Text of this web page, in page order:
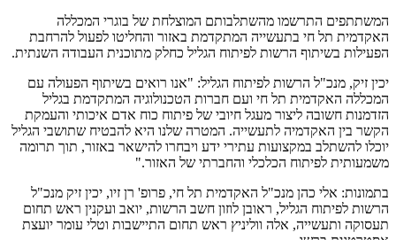
המשתתפים התרשמו מהשתלבותם המוצלחת של בוגרי המכללה
האקדמית תל חי בתעשייה המתקדמת באזור והחליטו לפעול להרחבת
הפעילות בשיתוף הרשות לפיתוח הגליל כחלק מתוכנית העבודה השנתית.
יכין זיק, מנכ"ל הרשות לפיתוח הגליל: "אנו רואים בשיתוף הפעולה עם
המכללה האקדמית תל חי ועם חברות הטכנולוגיה המתקדמת בגליל
הזדמנות חשובה ליצור מעגל חיובי של פיתוח כוח אדם איכותי והעמקת
הקשר בין האקדמיה לתעשייה. המטרה שלנו היא להבטיח שתושבי הגליל
יוכלו להשתלב במקצועות עתירי ידע ויבחרו להישאר באזור, תוך תרומה
משמעותית לפיתוח הכלכלי והחברתי של האזור."
בתמונות: אלי כהן מנכ"ל האקדמית תל חי, פרופ' רן זיו, יכין זיק מנכ"ל
הרשות לפיתוח הגליל, ראובן לוזון חשב הרשות, יואב ועקנין ראש תחום
תעסוקה ותעשייה, אלה ווליניץ ראש תחום התיישבות וטלי עומר יועצת